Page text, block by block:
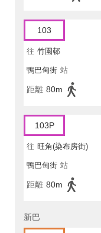
103
往 竹園邨
鴨巴甸街 站
距離 80m
103P
往 旺角(染布房街)
鴨巴甸街 站
距離 80m
新巴